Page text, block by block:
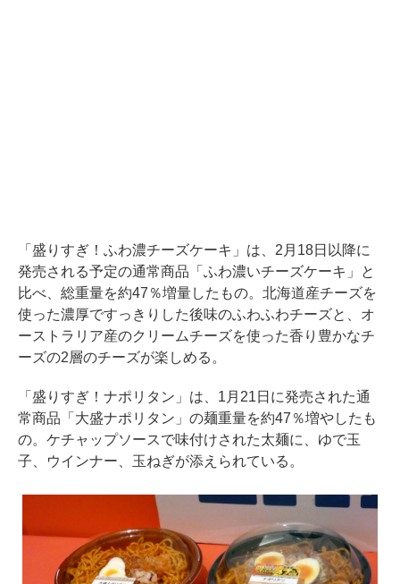
「盛りすぎ！ふわ濃チーズケーキ」は、2月18日以降に
発売される予定の通常商品「ふわ濃いチーズケーキ」と
比べ、総重量を約47％増量したもの。北海道産チーズを
使った濃厚ですっきりした後味のふわふわチーズと、オ
ーストラリア産のクリームチーズを使った香り豊かなチ
ーズの2層のチーズが楽しめる。
「盛りすぎ！ナポリタン」は、1月21日に発売された通
常商品「大盛ナポリタン」の麺重量を約47％増やしたも
の。ケチャップソースで味付けされた太麺に、ゆで玉
子、ウインナー、玉ねぎが添えられている。